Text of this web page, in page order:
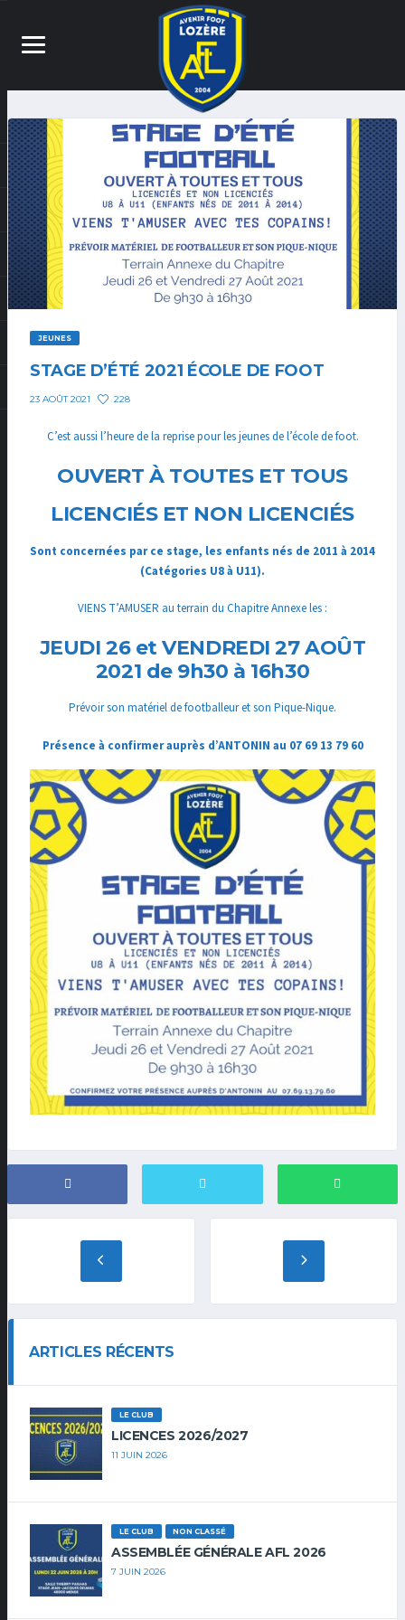
JEUNES
STAGE D’ÉTÉ 2021 ÉCOLE DE FOOT
23 AOÛT 2021 228
C’est aussi l’heure de la reprise pour les jeunes de l’école de foot.
OUVERT À TOUTES ET TOUS
LICENCIÉS ET NON LICENCIÉS
Sont concernées par ce stage, les enfants nés de 2011 à 2014
(Catégories U8 à U11).
VIENS T’AMUSER au terrain du Chapitre Annexe les :
JEUDI 26 et VENDREDI 27 AOÛT
2021 de 9h30 à 16h30
Prévoir son matériel de footballeur et son Pique-Nique.
Présence à confirmer auprès d’ANTONIN au 07 69 13 79 60
ARTICLES RÉCENTS
LE CLUB
LICENCES 2026/2027
11 JUIN 2026
LE CLUB NON CLASSÉ
ASSEMBLÉE GÉNÉRALE AFL 2026
7 JUIN 2026